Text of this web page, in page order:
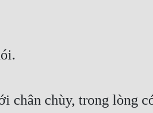
chân chùy, trong lòng